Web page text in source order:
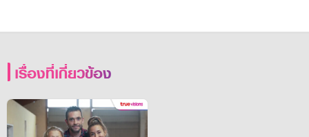
เรื่องที่เกี่ยวข้อง